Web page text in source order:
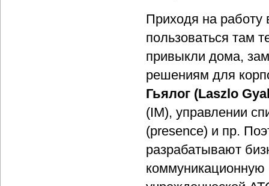
Приходя на
пользоваться там
привыкли дома,
решениям для
Гьялог (Laszlo
(IM), управлении
(presence) и пр.
разрабатывают
коммуникационную